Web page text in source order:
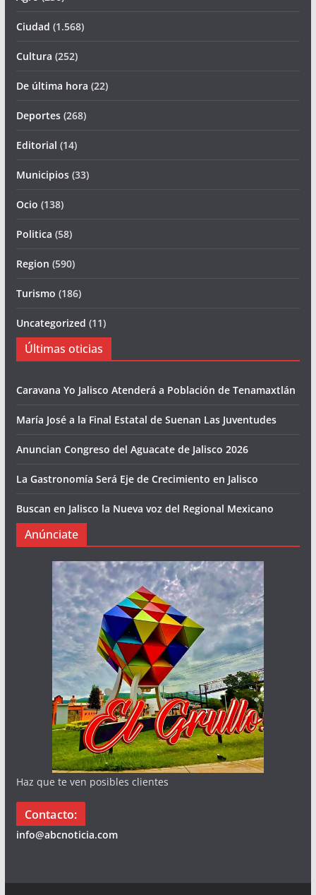
Ciudad (1.568)
Cultura (252)
De última hora (22)
Deportes(268)
Editorial (14)
Municipios(33)
Ocio (138)
Politica (58)
Region (590)
Turismo (186)
Uncategorized (11)
Últimas oticias
Caravana Yo Jalisco Atenderá a Población de Tenamaxtlán
María José a la Final Estatal de Suenan Las Juventudes
Anuncian Congreso del Aguacate de Jalisco 2026
La Gastronomía Será Eje de Crecimiento en Jalisco
Buscan en Jalisco la Nueva voz del Regional Mexicano
Anúnciate
Haz que te ven posibles clientes
Contacto:
info@abcnoticia.com